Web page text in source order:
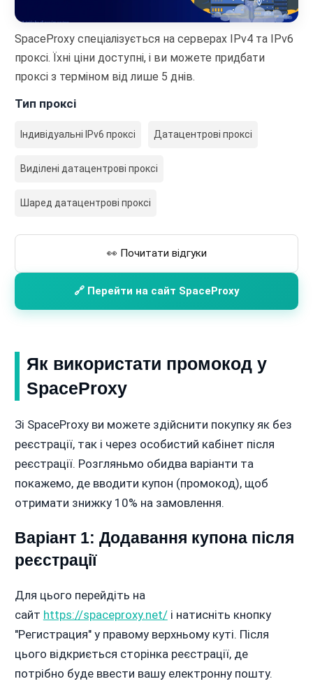
SpaceProxy спеціалізується на серверах IPv4 та IPv6
проксі. Їхні ціни доступні, і ви можете придбати
проксі з терміном від лише 5 днів.
Тип проксі
Індивідуальні IPv6 проксі Датацентрові проксі
Виділені датацентрові проксі
Шаред датацентрові проксі
👀 Почитати відгуки
🔗 Перейти на сайт SpaceProxy
Як використати промокод у
SpaceProxy
Зі SpaceProxy ви можете здійснити покупку як без
реєстрації, так і через особистий кабінет після
реєстрації. Розгляньмо обидва варіанти та
покажемо, де вводити купон (промокод), щоб
отримати знижку 10% на замовлення.
Варіант 1: Додавання купона після
реєстрації
Для цього перейдіть на
сайт https://spaceproxy.net/і натисніть кнопку
"Регистрация" у правому верхньому куті. Після
цього відкриється сторінка реєстрації, де
потрібно буде ввести вашу електронну пошту.